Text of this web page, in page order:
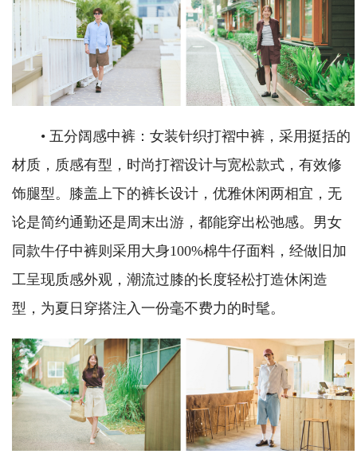
• 五分阔感中裤：女装针织打褶中裤，采用挺括的
材质，质感有型，时尚打褶设计与宽松款式，有效修
饰腿型。膝盖上下的裤长设计，优雅休闲两相宜，无
论是简约通勤还是周末出游，都能穿出松弛感。男女
同款牛仔中裤则采用大身100%棉牛仔面料，经做旧加
工呈现质感外观，潮流过膝的长度轻松打造休闲造
型，为夏日穿搭注入一份毫不费力的时髦。